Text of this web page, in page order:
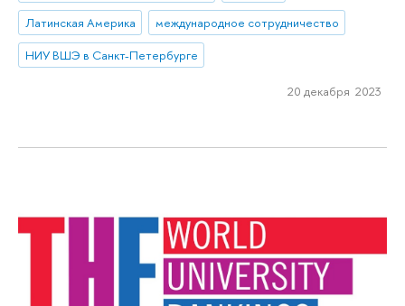
Латинская Америка
международное сотрудничество
НИУ ВШЭ в Санкт-Петербурге
20 декабря 2023